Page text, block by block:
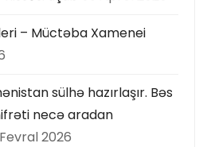
– Müctəba Xamenei
sülhə hazırlaşır. Bəs
necə aradan
2026